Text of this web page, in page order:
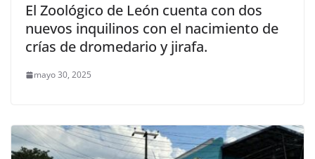
El Zoológico de León cuenta con dos
nuevos inquilinos con el nacimiento de
crías de dromedario y jirafa.
mayo 30, 2025